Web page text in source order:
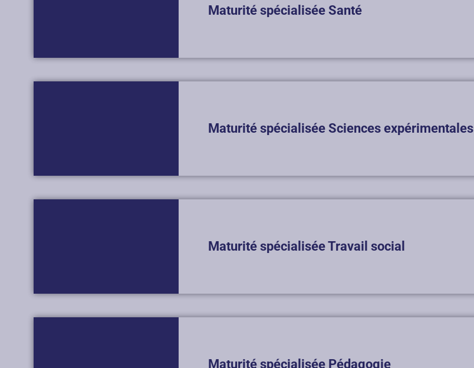
Maturité spécialisée Santé
Maturité spécialisée Sciences expérimentales
Maturité spécialisée Travail social
Maturité spécialisée Pédagogie